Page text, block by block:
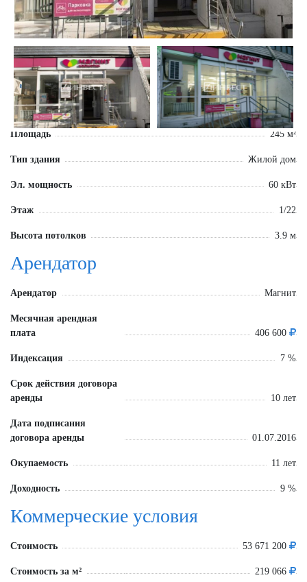
Площадь 245 м²
Тип здания Жилой дом
Эл. мощность 60 кВт
Этаж 1/22
Высота потолков 3.9 м
Арендатор
Арендатор Магнит
Месячная арендная
плата
406 600
Индексация 7 %
Срок действия договора
аренды
10 лет
Дата подписания
договора аренды
01.07.2016
Окупаемость 11 лет
Доходность 9 %
Коммерческие условия
Стоимость 53 671 200
Стоимость за м² 219 066